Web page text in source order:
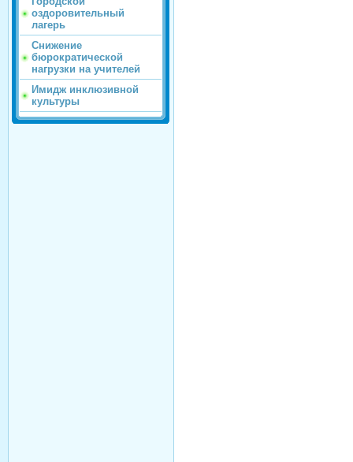
оздоровительный
лагерь
Снижение
бюрократической
нагрузки на учителей
Имидж инклюзивной
культуры